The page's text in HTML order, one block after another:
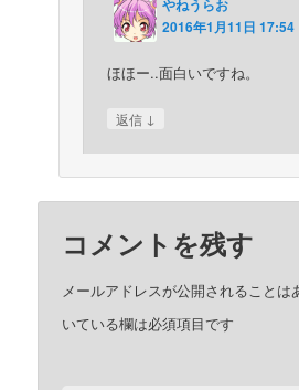
やねうらお
2016年1月11日 17:54
ほほー..面白いですね。
返信 ↓
コメントを残す
メールアドレスが公開されることは
いている欄は必須項目です